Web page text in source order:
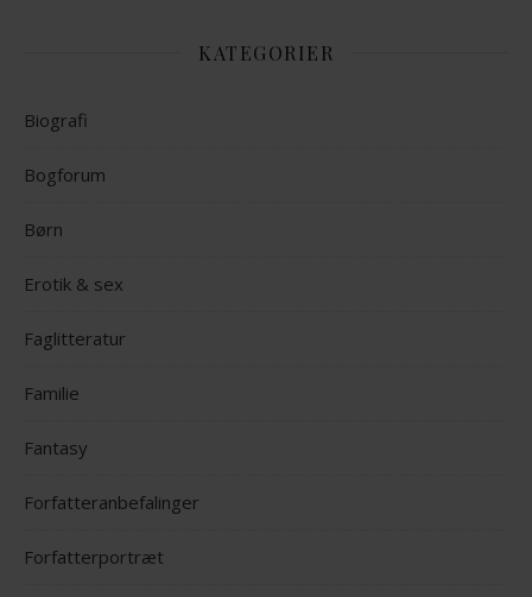
KATEGORIER
Biografi
Bogforum
Børn
Erotik & sex
Faglitteratur
Familie
Fantasy
Forfatteranbefalinger
Forfatterportræt